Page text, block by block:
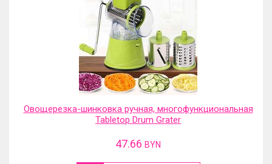
Овощерезка-шинковка ручная, многофункциональная
Tabletop Drum Grater
47.66 BYN